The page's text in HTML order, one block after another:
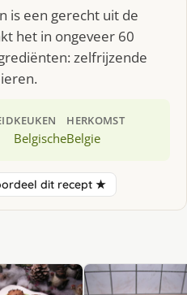
is een gerecht uit de
het in ongeveer 60
zelfrijzende
KEUKEN
Belgische
HERKOMST
Belgie
dit recept ★